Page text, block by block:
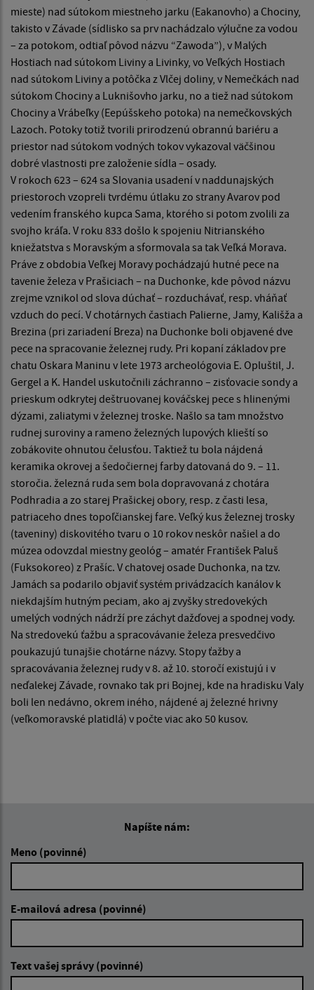
mieste) nad sútokom miestneho jarku (Eakanovho) a Chociny,
takisto v Závade (sídlisko sa prv nachádzalo výlučne za vodou
– za potokom, odtiaľ pôvod názvu “Zawoda”), v Malých
Hostiach nad sútokom Liviny a Livinky, vo Veľkých Hostiach
nad sútokom Liviny a potôčka z Vlčej doliny, v Nemečkách nad
sútokom Chociny a Luknišovho jarku, no a tiež nad sútokom
Chociny a Vrábeľky (Eepúšskeho potoka) na nemečkovských
Lazoch. Potoky totiž tvorili prirodzenú obrannú bariéru a
priestor nad sútokom vodných tokov vykazoval väčšinou
dobré vlastnosti pre založenie sídla – osady.
V rokoch 623 – 624 sa Slovania usadení v naddunajských
priestoroch vzopreli tvrdému útlaku zo strany Avarov pod
vedením franského kupca Sama, ktorého si potom zvolili za
svojho kráľa. V roku 833 došlo k spojeniu Nitrianského
kniežatstva s Moravským a sformovala sa tak Veľká Morava.
Práve z obdobia Veľkej Moravy pochádzajú hutné pece na
tavenie železa v Prašiciach – na Duchonke, kde pôvod názvu
zrejme vznikol od slova dúchať – rozduchávať, resp. vháňať
vzduch do pecí. V chotárnych častiach Palierne, Jamy, Kališža a
Brezina (pri zariadení Breza) na Duchonke boli objavené dve
pece na spracovanie železnej rudy. Pri kopaní základov pre
chatu Oskara Maninu v lete 1973 archeológovia E. Opluštil, J.
Gergel a K. Handel uskutočnili záchranno – zisťovacie sondy a
prieskum odkrytej deštruovanej kováčskej pece s hlinenými
dýzami, zaliatymi v železnej troske. Našlo sa tam množstvo
rudnej suroviny a rameno železných lupových klieští so
zobákovite ohnutou čelusťou. Taktiež tu bola nájdená
keramika okrovej a šedočiernej farby datovaná do 9. – 11.
storočia. železná ruda sem bola dopravovaná z chotára
Podhradia a zo starej Prašickej obory, resp. z časti lesa,
patriaceho dnes topoľčianskej fare. Veľký kus železnej trosky
(taveniny) diskovitého tvaru o 10 rokov neskôr našiel a do
múzea odovzdal miestny geológ – amatér František Paluš
(Fuksokoreo) z Prašíc. V chatovej osade Duchonka, na tzv.
Jamách sa podarilo objaviť systém privádzacích kanálov k
niekdajším hutným peciam, ako aj zvyšky stredovekých
umelých vodných nádrží pre záchyt dažďovej a spodnej vody.
Na stredovekú ťažbu a spracovávanie železa presvedčivo
poukazujú tunajšie chotárne názvy. Stopy ťažby a
spracovávania železnej rudy v 8. až 10. storočí existujú i v
neďalekej Závade, rovnako tak pri Bojnej, kde na hradisku Valy
boli len nedávno, okrem iného, nájdené aj železné hrivny
(veľkomoravské platidlá) v počte viac ako 50 kusov.
Napíšte nám:
Meno (povinné)
E-mailová adresa (povinné)
Text vašej správy (povinné)